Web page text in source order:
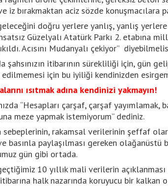
iz bırakmaktan aciz sözde konuşmacılara
doğru yerlere yanlış, yanlış
Güzelyalı Atatürk Parkı 2. etabına
Acısını Mudanyalı çekiyor”
şahsınızın itibarının sürekliliği için, gün
için bu iyiliği kendinizden
ısıtmak adına kendinizi yakmayın!
“Hesapları çarşaf, çarşaf yayımlamak,
meze yapmak istemiyorum” dediniz.
sebeplerinin, rakamsal verilerinin şeffaf
basınla paylaşılması gereken olağanüstü
gün gibi ortada.
10 yıllık mali verilerin açıklanması
itibarına halk nazarında koruyucu bir kalkan